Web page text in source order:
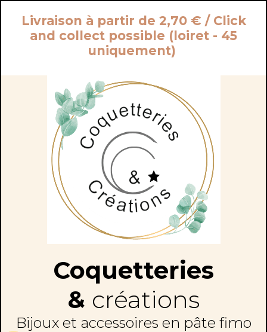
Livraison à partir de 2,70 € / Click
and collect possible (loiret - 45
uniquement)
Coquetteries
& créations
Bijoux et accessoires en pâte fimo
Panneau de gestion des cookies